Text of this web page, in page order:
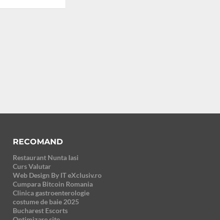
RECOMAND
Restaurant Nunta Iasi
Curs Valutar
Web Design By IT eXclusiv.ro
Cumpara Bitcoin Romania
Clinica gastroenterologie
costume de baie 2025
Bucharest Escorts